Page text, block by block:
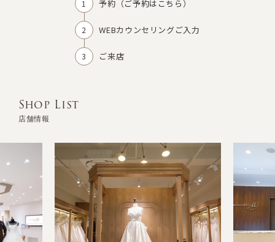
予約（ご予約はこちら）
WEBカウンセリングご入力
ご来店
Shop List
店舗情報